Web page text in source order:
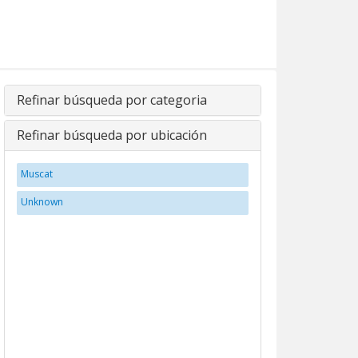
Refinar búsqueda por categoria
Refinar búsqueda por ubicación
Muscat
Unknown